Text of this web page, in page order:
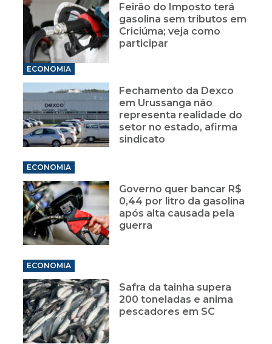
Feirão do Imposto terá
gasolina sem tributos em
Criciúma; veja como
participar
ECONOMIA
Fechamento da Dexco
em Urussanga não
representa realidade do
setor no estado, afirma
sindicato
ECONOMIA
Governo quer bancar R$
0,44 por litro da gasolina
após alta causada pela
guerra
ECONOMIA
Safra da tainha supera
200 toneladas e anima
pescadores em SC